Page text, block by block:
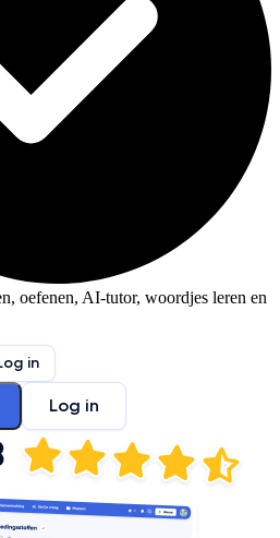
oefenen, AI-tutor, woordjes leren en
in
Log in